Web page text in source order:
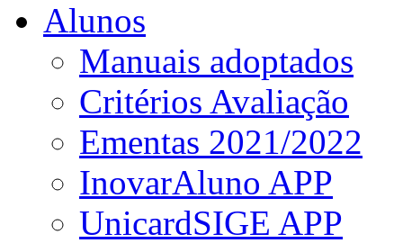
Alunos
Manuais adoptados
Critérios Avaliação
Ementas 2021/2022
InovarAluno APP
UnicardSIGE APP